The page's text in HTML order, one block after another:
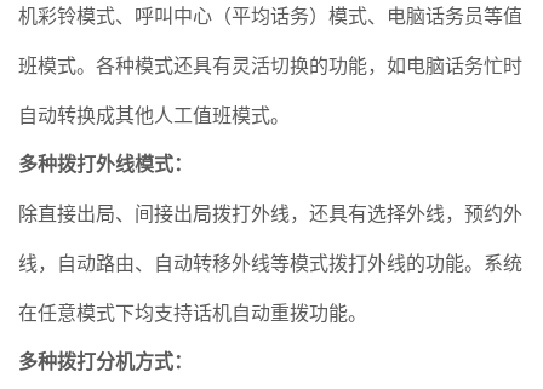
机彩铃模式、呼叫中心（平均话务）模式、电脑话务员等值
班模式。各种模式还具有灵活切换的功能，如电脑话务忙时
自动转换成其他人工值班模式。
多种拨打外线模式：
除直接出局、间接出局拨打外线，还具有选择外线，预约外
线，自动路由、自动转移外线等模式拨打外线的功能。系统
在任意模式下均支持话机自动重拨功能。
多种拨打分机方式：